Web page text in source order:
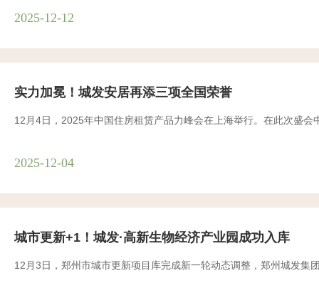
2025-12-12
实力加冕！城发安居再添三项全国荣誉
12月4日，2025年中国住房租赁产品力峰会在上海举行。在此次盛
2025-12-04
城市更新+1！城发·高新生物经济产业园成功入库
12月3日，郑州市城市更新项目库完成新一轮动态调整，郑州城发